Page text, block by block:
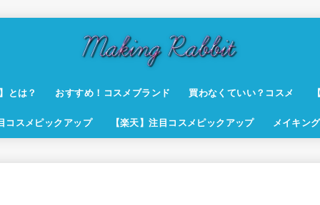
とは？ おすすめ！コスメブランド 買わなくていい？コスメ
コスメピックアップ 【楽天】注目コスメピックアップ メイキン